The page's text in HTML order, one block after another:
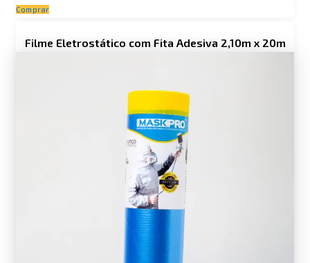
Comprar
Filme Eletrostático com Fita Adesiva 2,10m x 20m